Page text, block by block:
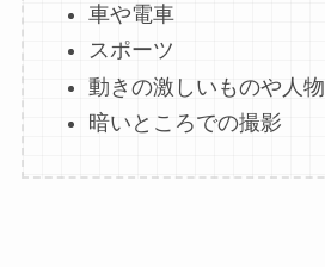
車や電車
スポーツ
動きの激しいものや人物
暗いところでの撮影